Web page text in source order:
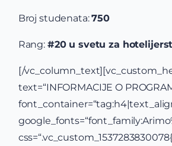
Broj studenata:750
Rang: #20 u svetu za
[/
text=“INFORMACIJE O